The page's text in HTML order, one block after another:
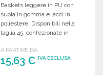
Baskets leggere in PU con
suola in gomma e lacci in
poliestere. Disponibili nella
taglia 45, confezionate in
A PARTIRE DA
15,63 €IVA ESCLUSA